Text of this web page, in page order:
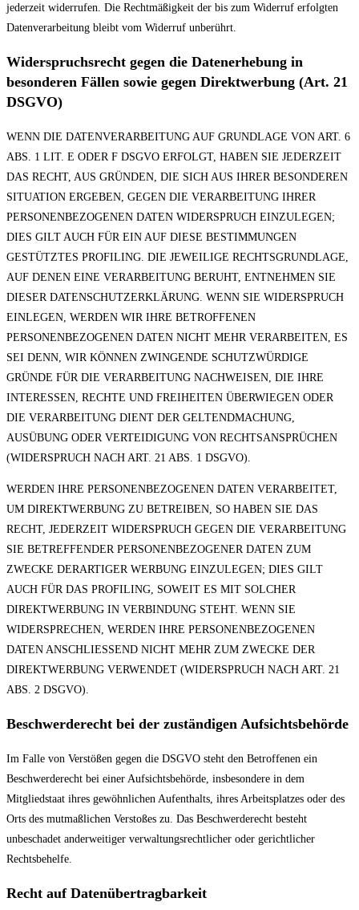
jederzeit widerrufen. Die Rechtmäßigkeit der bis zum Widerruf erfolgten
Datenverarbeitung bleibt vom Widerruf unberührt.
Widerspruchsrecht gegen die Datenerhebung in
besonderen Fällen sowie gegen Direktwerbung (Art. 21
DSGVO)
WENN DIE DATENVERARBEITUNG AUF GRUNDLAGE VON ART. 6
ABS. 1 LIT. E ODER F DSGVO ERFOLGT, HABEN SIE JEDERZEIT
DAS RECHT, AUS GRÜNDEN, DIE SICH AUS IHRER BESONDEREN
SITUATION ERGEBEN, GEGEN DIE VERARBEITUNG IHRER
PERSONENBEZOGENEN DATEN WIDERSPRUCH EINZULEGEN;
DIES GILT AUCH FÜR EIN AUF DIESE BESTIMMUNGEN
GESTÜTZTES PROFILING. DIE JEWEILIGE RECHTSGRUNDLAGE,
AUF DENEN EINE VERARBEITUNG BERUHT, ENTNEHMEN SIE
DIESER DATENSCHUTZERKLÄRUNG. WENN SIE WIDERSPRUCH
EINLEGEN, WERDEN WIR IHRE BETROFFENEN
PERSONENBEZOGENEN DATEN NICHT MEHR VERARBEITEN, ES
SEI DENN, WIR KÖNNEN ZWINGENDE SCHUTZWÜRDIGE
GRÜNDE FÜR DIE VERARBEITUNG NACHWEISEN, DIE IHRE
INTERESSEN, RECHTE UND FREIHEITEN ÜBERWIEGEN ODER
DIE VERARBEITUNG DIENT DER GELTENDMACHUNG,
AUSÜBUNG ODER VERTEIDIGUNG VON RECHTSANSPRÜCHEN
(WIDERSPRUCH NACH ART. 21 ABS. 1 DSGVO).
WERDEN IHRE PERSONENBEZOGENEN DATEN VERARBEITET,
UM DIREKTWERBUNG ZU BETREIBEN, SO HABEN SIE DAS
RECHT, JEDERZEIT WIDERSPRUCH GEGEN DIE VERARBEITUNG
SIE BETREFFENDER PERSONENBEZOGENER DATEN ZUM
ZWECKE DERARTIGER WERBUNG EINZULEGEN; DIES GILT
AUCH FÜR DAS PROFILING, SOWEIT ES MIT SOLCHER
DIREKTWERBUNG IN VERBINDUNG STEHT. WENN SIE
WIDERSPRECHEN, WERDEN IHRE PERSONENBEZOGENEN
DATEN ANSCHLIESSEND NICHT MEHR ZUM ZWECKE DER
DIREKTWERBUNG VERWENDET (WIDERSPRUCH NACH ART. 21
ABS. 2 DSGVO).
Beschwerde­recht bei der zuständigen Aufsichts­behörde
Im Falle von Verstößen gegen die DSGVO steht den Betroffenen ein
Beschwerderecht bei einer Aufsichtsbehörde, insbesondere in dem
Mitgliedstaat ihres gewöhnlichen Aufenthalts, ihres Arbeitsplatzes oder des
Orts des mutmaßlichen Verstoßes zu. Das Beschwerderecht besteht
unbeschadet anderweitiger verwaltungsrechtlicher oder gerichtlicher
Rechtsbehelfe.
Recht auf Daten­übertrag­barkeit